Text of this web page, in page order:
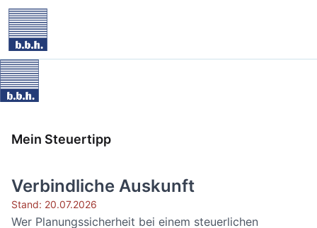
Mein Steuertipp
Verbindliche Auskunft
Stand: 20.07.2026
Wer Planungssicherheit bei einem steuerlichen